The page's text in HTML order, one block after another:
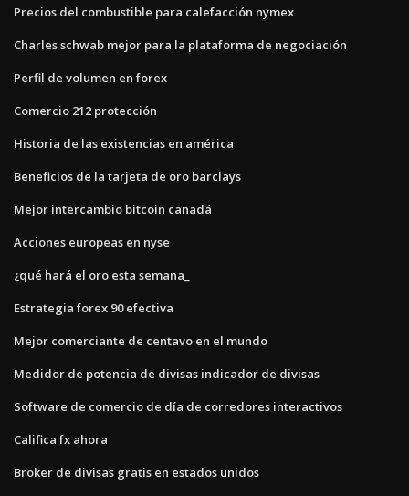
Precios del combustible para calefacción nymex
Charles schwab mejor para la plataforma de negociación
Perfil de volumen en forex
Comercio 212 protección
Historia de las existencias en américa
Beneficios de la tarjeta de oro barclays
Mejor intercambio bitcoin canadá
Acciones europeas en nyse
¿qué hará el oro esta semana_
Estrategia forex 90 efectiva
Mejor comerciante de centavo en el mundo
Medidor de potencia de divisas indicador de divisas
Software de comercio de día de corredores interactivos
Califica fx ahora
Broker de divisas gratis en estados unidos